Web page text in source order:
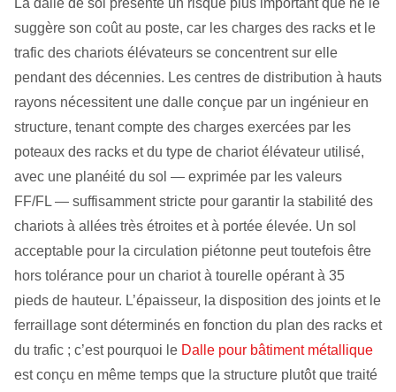
La dalle de sol présente un risque plus important que ne le
suggère son coût au poste, car les charges des racks et le
trafic des chariots élévateurs se concentrent sur elle
pendant des décennies. Les centres de distribution à hauts
rayons nécessitent une dalle conçue par un ingénieur en
structure, tenant compte des charges exercées par les
poteaux des racks et du type de chariot élévateur utilisé,
avec une planéité du sol — exprimée par les valeurs
FF/FL — suffisamment stricte pour garantir la stabilité des
chariots à allées très étroites et à portée élevée. Un sol
acceptable pour la circulation piétonne peut toutefois être
hors tolérance pour un chariot à tourelle opérant à 35
pieds de hauteur. L’épaisseur, la disposition des joints et le
ferraillage sont déterminés en fonction du plan des racks et
du trafic ; c’est pourquoi le Dalle pour bâtiment métallique
est conçu en même temps que la structure plutôt que traité